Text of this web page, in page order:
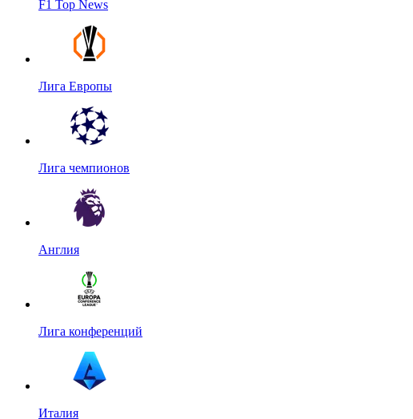
F1 Top News
Лига Европы
Лига чемпионов
Англия
Лига конференций
Италия